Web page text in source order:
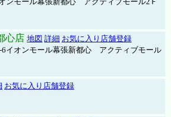
心店 地図 詳細 お気に入り店舗登録
6イオンモール幕張新都心 アクティブモール
お気に入り店舗登録